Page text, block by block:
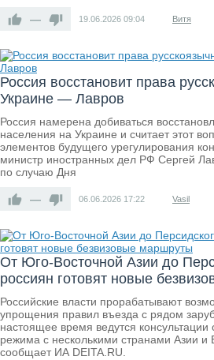
— 19.06.2026 09:04 Витя
Россия восстановит права
Украине — Лавров
Россия намерена добиваться
населения на Украине и считает этот
элементов будущего урегулирования
министр иностранных дел РФ Сергей
по случаю Дня
— 06.06.2026 17:22 Vasil
От Юго-Восточной Азии до
россиян готовят новые
Российские власти прорабатывают
упрощения правил въезда с рядом
настоящее время ведутся консультации
режима с несколькими странами Азии и
сообщает ИА DEITA.RU.